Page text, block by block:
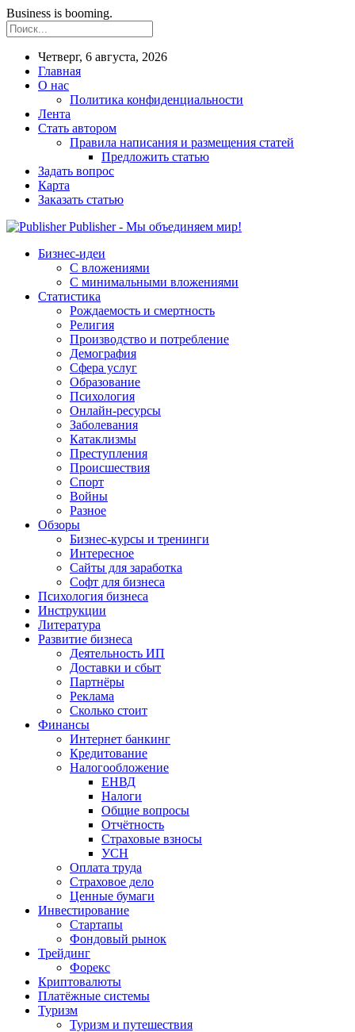
Business is booming.
Четверг, 6 августа, 2026
Главная
О нас
Политика конфиденциальности
Лента
Стать автором
Правила написания и размещения статей
Предложить статью
Задать вопрос
Карта
Заказать статью
Publisher - Мы объединяем мир!
Бизнес-идеи
С вложениями
С минимальными вложениями
Статистика
Рождаемость и смертность
Религия
Производство и потребление
Демография
Сфера услуг
Образование
Психология
Онлайн-ресурсы
Заболевания
Катаклизмы
Преступления
Происшествия
Спорт
Войны
Разное
Обзоры
Бизнес-курсы и тренинги
Интересное
Сайты для заработка
Софт для бизнеса
Психология бизнеса
Инструкции
Литература
Развитие бизнеса
Деятельность ИП
Доставки и сбыт
Партнёры
Реклама
Сколько стоит
Финансы
Интернет банкинг
Кредитование
Налогообложение
ЕНВД
Налоги
Общие вопросы
Отчётность
Страховые взносы
УСН
Оплата труда
Страховое дело
Ценные бумаги
Инвестирование
Стартапы
Фондовый рынок
Трейдинг
Форекс
Криптовалюты
Платёжные системы
Туризм
Туризм и путешествия